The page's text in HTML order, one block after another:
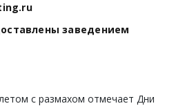
заведением
с размахом отмечает Дни